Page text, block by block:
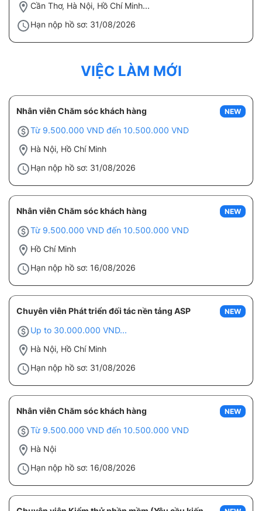
Cần Thơ, Hà Nội, Hồ Chí Minh...
Hạn nộp hồ sơ: 31/08/2026
VIỆC LÀM MỚI
NEW
Nhân viên Chăm sóc khách hàng
Từ 9.500.000 VND đến 10.500.000 VND
Hà Nội, Hồ Chí Minh
Hạn nộp hồ sơ: 31/08/2026
NEW
Nhân viên Chăm sóc khách hàng
Từ 9.500.000 VND đến 10.500.000 VND
Hồ Chí Minh
Hạn nộp hồ sơ: 16/08/2026
NEW
Chuyên viên Phát triển đối tác nền tảng ASP
Up to 30.000.000 VND...
Hà Nội, Hồ Chí Minh
Hạn nộp hồ sơ: 31/08/2026
NEW
Nhân viên Chăm sóc khách hàng
Từ 9.500.000 VND đến 10.500.000 VND
Hà Nội
Hạn nộp hồ sơ: 16/08/2026